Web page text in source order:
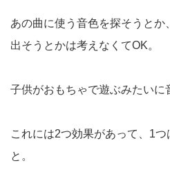
あの曲に使う音色を探そうと
出そうとかは考えなくてOK。
子供がおもちゃで遊ぶみたいに
これには2つ効果があって、1
と。